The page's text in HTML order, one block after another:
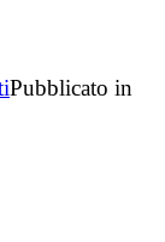
Pubblicato in